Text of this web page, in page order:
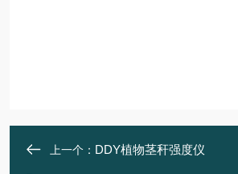
上一个： DDY植物茎秆强度仪